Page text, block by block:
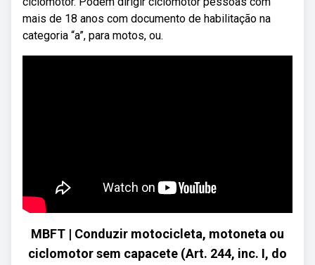
mais de 18 anos com documento de habilitação na
categoria “a”, para motos, ou.
MBFT | Conduzir motocicleta, motoneta ou
ciclomotor sem capacete (Art. 244, inc. I, do